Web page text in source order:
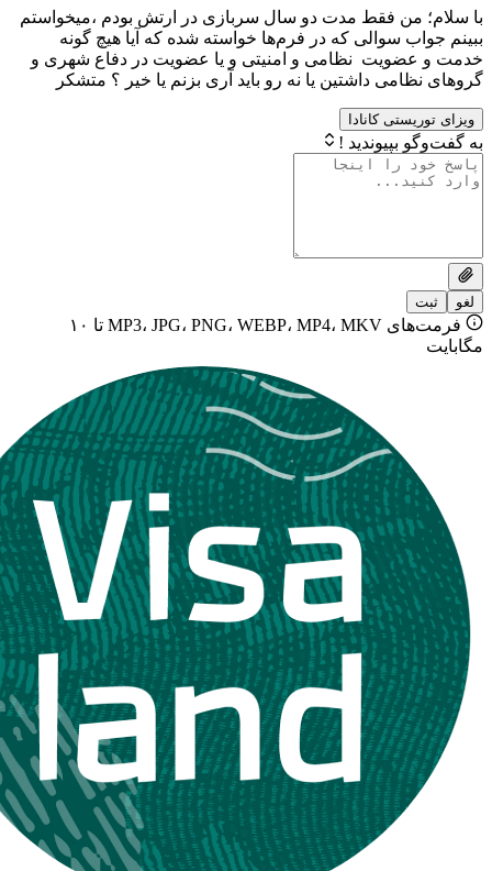
فقط مدت دو سال سربازی در ارتش بودم ،میخواستم
سوالی که در فرم‌ها خواسته شده که آیا هیچ گونه
نظامی و امنیتی و یا عضویت در دفاع شهری و
داشتین یا نه رو باید آری بزنم یا خیر ؟ متشکر
کانادا
!
فرمت‌های MP3، JPG، PNG، WEBP، MP4، MKV تا ۱۰